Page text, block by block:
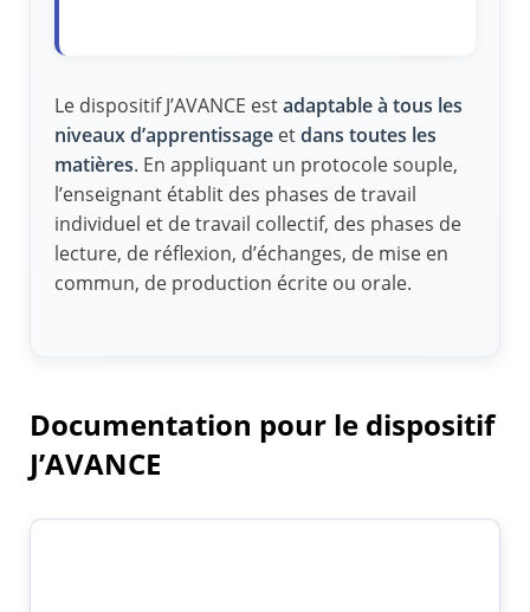
Le dispositif J’AVANCE estadaptable à tous les
niveaux d’apprentissage etdans toutes les
matières. En appliquant un protocole souple,
l’enseignant établit des phases de travail
individuel et de travail collectif, des phases de
lecture, de réflexion, d’échanges, de mise en
commun, de production écrite ou orale.
Documentation pour le dispositif
J’AVANCE